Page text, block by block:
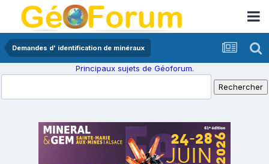
Demandes d' identification de minéraux
Principaux sujets de Géoforum.